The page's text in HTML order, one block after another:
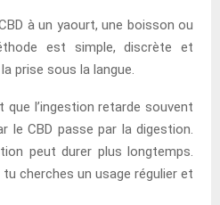
à un yaourt, une boisson ou
est simple, discrète et
prise sous la langue.
que l’ingestion retarde souvent
le CBD passe par la digestion.
peut durer plus longtemps.
cherches un usage régulier et